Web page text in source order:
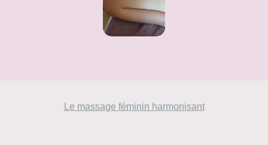
Le massage féminin harmonisant